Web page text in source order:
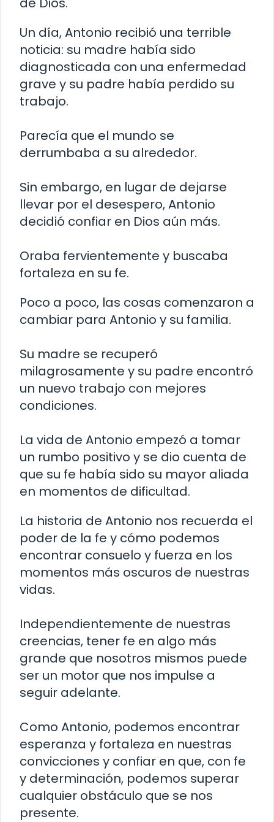
Un día, Antonio recibió una terrible
noticia: su madre había sido
diagnosticada con una enfermedad
grave y su padre había perdido su
trabajo.
Parecía que el mundo se
derrumbaba a su alrededor.
Sin embargo, en lugar de dejarse
llevar por el desespero, Antonio
decidió confiar en Dios aún más.
Oraba fervientemente y buscaba
fortaleza en su fe.
Poco a poco, las cosas comenzaron a
cambiar para Antonio y su familia.
Su madre se recuperó
milagrosamente y su padre encontró
un nuevo trabajo con mejores
condiciones.
La vida de Antonio empezó a tomar
un rumbo positivo y se dio cuenta de
que su fe había sido su mayor aliada
en momentos de dificultad.
La historia de Antonio nos recuerda el
poder de la fe y cómo podemos
encontrar consuelo y fuerza en los
momentos más oscuros de nuestras
vidas.
Independientemente de nuestras
creencias, tener fe en algo más
grande que nosotros mismos puede
ser un motor que nos impulse a
seguir adelante.
Como Antonio, podemos encontrar
esperanza y fortaleza en nuestras
convicciones y confiar en que, con fe
y determinación, podemos superar
cualquier obstáculo que se nos
presente.